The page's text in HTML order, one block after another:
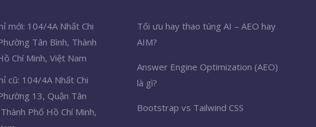
mới: 104/4A Nhất Chi
Tân Bình, Thành
Chí Minh, Việt Nam
cũ: 104/4A Nhất Chi
13, Quận Tân
Phố Hồ Chí Minh,
Tối ưu hay thao túng AI – AEO hay
AIM?
Answer Engine Optimization (AEO)
là gì?
Bootstrap vs Tailwind CSS